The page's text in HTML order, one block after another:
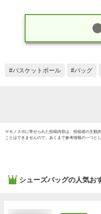
バスケットボール バッグ
※モノスポに寄せられた投稿内容は、投稿者の主観
ことはできませんので、あくまで参考情報の一つと
シューズバッグの人気お